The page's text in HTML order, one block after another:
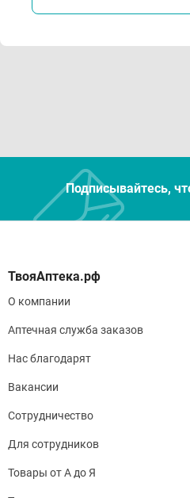
Подписывайтесь,
О компании
Аптечная служба заказов
Нас благодарят
Вакансии
Сотрудничество
Для сотрудников
Товары от А до Я